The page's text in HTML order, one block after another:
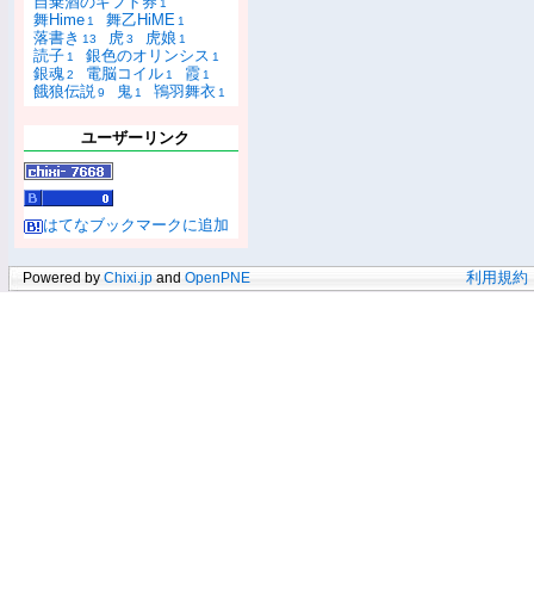
1
舞Hime 1 舞乙HiME 1
落書き 13 虎3 虎娘 1
読子 1 銀色のオリンシス 1
銀魂2 電脳コイル 1 霞 1
餓狼伝説9 鬼 1 鴇羽舞衣 1
ユーザーリンク
はてなブックマークに追加
Powered by Chixi.jp and OpenPNE 利用規約